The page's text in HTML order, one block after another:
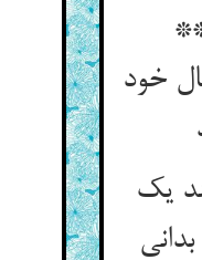
خود
یک